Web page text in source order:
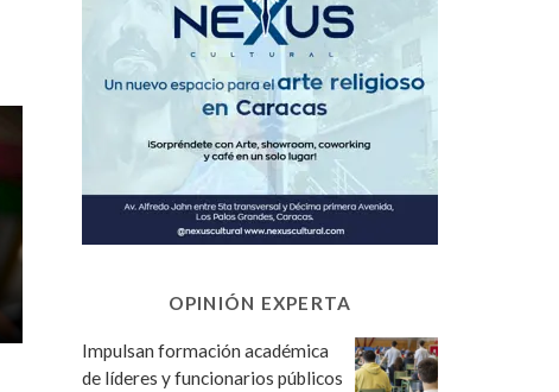
OPINIÓN EXPERTA
Impulsan formación académica
de líderes y funcionarios públicos